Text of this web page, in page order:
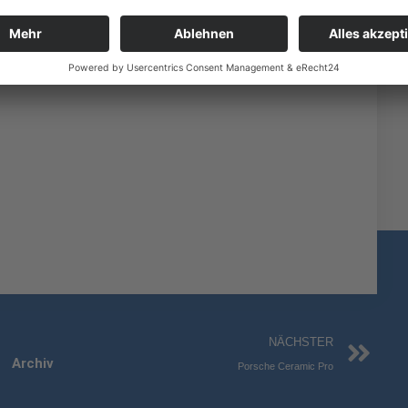
Archiv
NÄCHSTER
Porsche Ceramic Pro